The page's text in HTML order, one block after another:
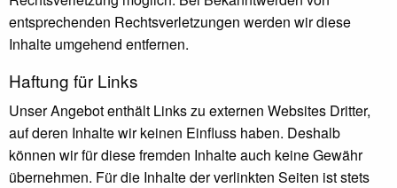
entsprechenden Rechtsverletzungen werden wir diese
Inhalte umgehend entfernen.
Haftung für Links
Unser Angebot enthält Links zu externen Websites Dritter,
auf deren Inhalte wir keinen Einfluss haben. Deshalb
können wir für diese fremden Inhalte auch keine Gewähr
übernehmen. Für die Inhalte der verlinkten Seiten ist stets